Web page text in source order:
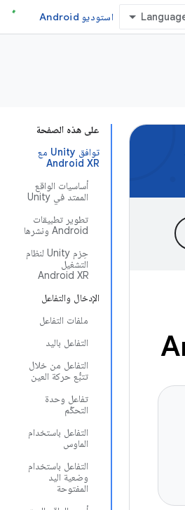
استوديو Android
على هذه الصفحة
توافق Unity مع
Android XR
أساسيات الواقع
الممتد في Unity
تطوير تطبيقات
Android ونشرها
حِزم Unity لنظام
التشغيل
Android XR
الإدخال والتفاعل
ملفات التفاعل
التفاعل باليد
التفاعل من خلال
تتبُّع حركة العين
تفاعل وحدة
التحكّم
التفاعل باستخدام
الماوس
التفاعل باستخدام
وضعية اليد
المفتوحة